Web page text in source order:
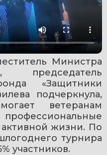
Министра
председатель
«Защитники
подчеркнула,
ветеранам
жизни. По
турнира
участников.